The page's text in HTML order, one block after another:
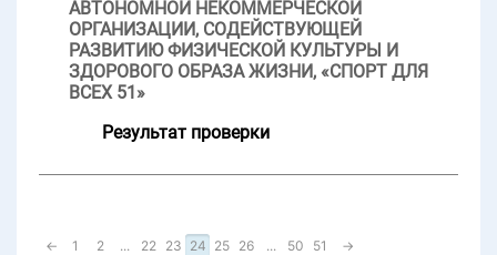
АВТОНОМНОЙ НЕКОММЕРЧЕСКОЙ
ОРГАНИЗАЦИИ, СОДЕЙСТВУЮЩЕЙ
РАЗВИТИЮ ФИЗИЧЕСКОЙ КУЛЬТУРЫ И
ЗДОРОВОГО ОБРАЗА ЖИЗНИ, «СПОРТ ДЛЯ
ВСЕХ 51»
Результат проверки
← 1 2 ... 22 23 24 25 26 ... 50 51 →